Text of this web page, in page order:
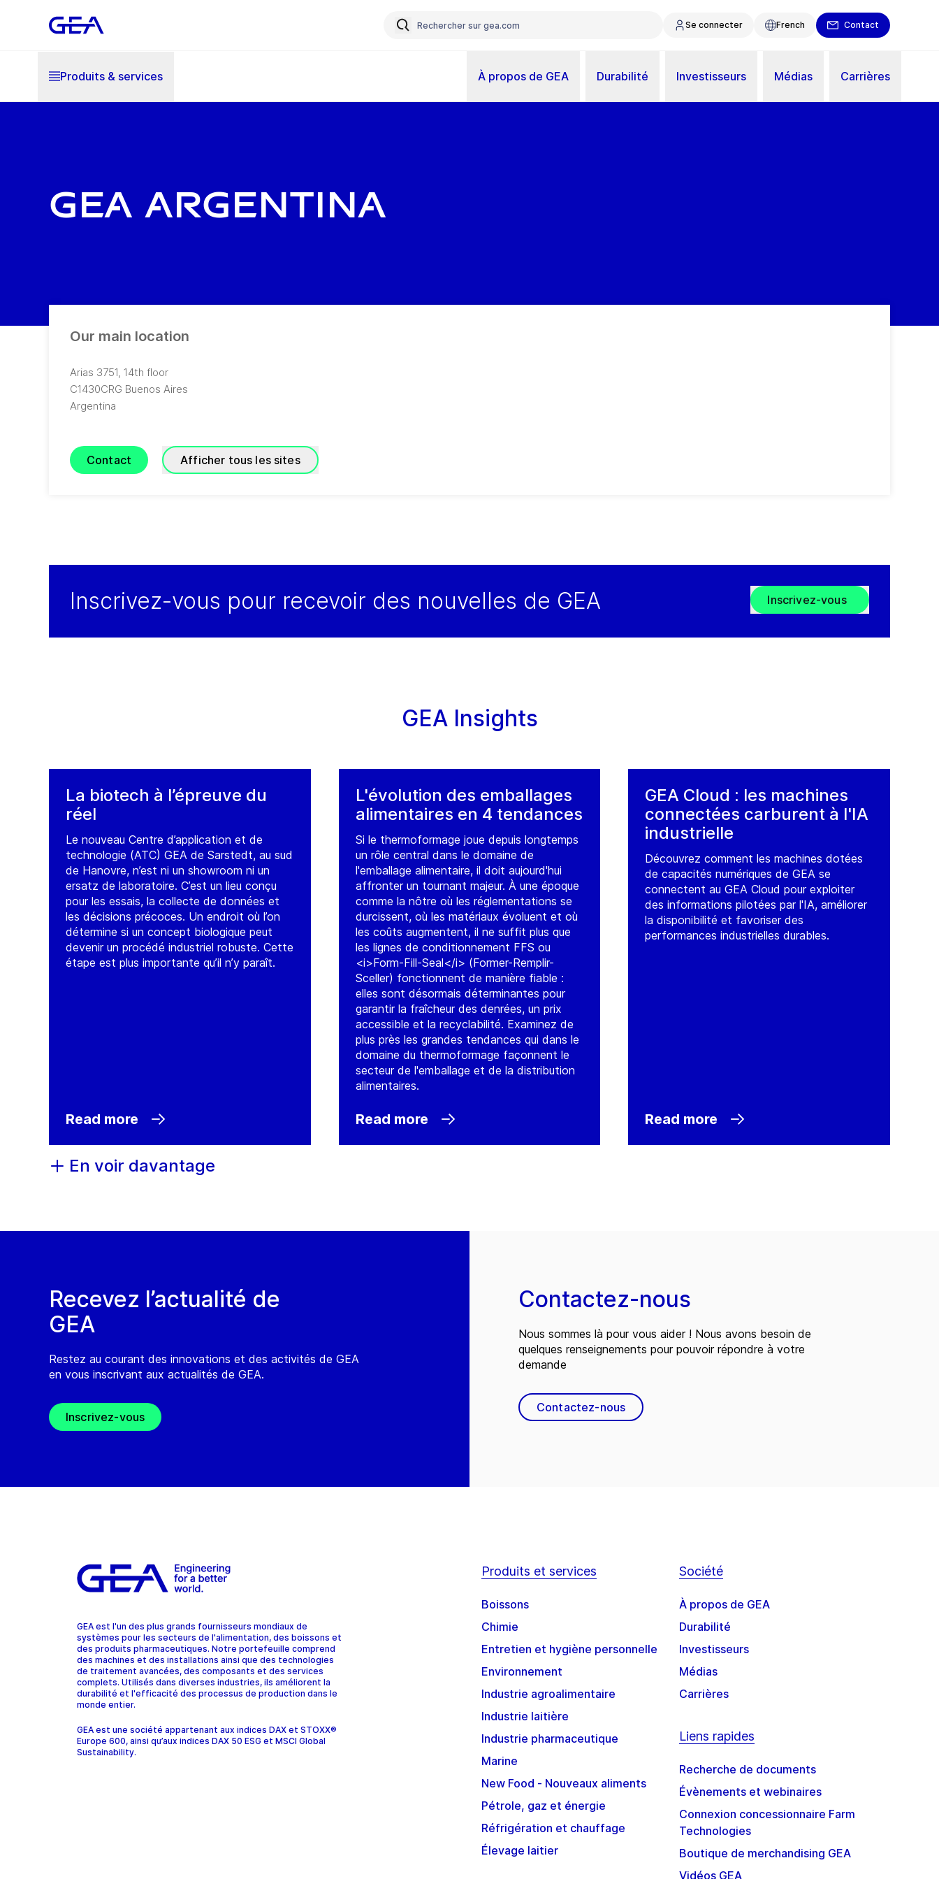
Se connecter French Contact
Produits & services À propos de GEA Durabilité Investisseurs Médias Carrières
GEA Argentina
Our main location
Arias 3751, 14th floor
C1430CRG Buenos Aires
Argentina
Contact Afficher tous les sites
Aires, Capitan Giachino
Aires, Jorge
Stephenson
+54 3327 449970
Inscrivez-vous pour recevoir des nouvelles de GEA Inscrivez-vous
GEA Insights
La biotech à l’épreuve du
réel
Le nouveau Centre d’application et de
technologie (ATC) GEA de Sarstedt, au sud
de Hanovre, n’est ni un showroom ni un
ersatz de laboratoire. C’est un lieu conçu
pour les essais, la collecte de données et
les décisions précoces. Un endroit où l’on
détermine si un concept biologique peut
devenir un procédé industriel robuste. Cette
étape est plus importante qu’il n’y paraît.
Read more
L'évolution des emballages
alimentaires en 4 tendances
Si le thermoformage joue depuis longtemps
un rôle central dans le domaine de
l'emballage alimentaire, il doit aujourd'hui
affronter un tournant majeur. À une époque
comme la nôtre où les réglementations se
durcissent, où les matériaux évoluent et où
les coûts augmentent, il ne suffit plus que
les lignes de conditionnement FFS ou
<i>Form-Fill-Seal</i> (Former-Remplir-
Sceller) fonctionnent de manière fiable :
elles sont désormais déterminantes pour
garantir la fraîcheur des denrées, un prix
accessible et la recyclabilité. Examinez de
plus près les grandes tendances qui dans le
domaine du thermoformage façonnent le
secteur de l'emballage et de la distribution
alimentaires.
Read more
GEA Cloud : les machines
connectées carburent à l'IA
industrielle
Découvrez comment les machines dotées
de capacités numériques de GEA se
connectent au GEA Cloud pour exploiter
des informations pilotées par l'IA, améliorer
la disponibilité et favoriser des
performances industrielles durables.
Read more
En voir davantage
Recevez l’actualité de
GEA
Restez au courant des innovations et des activités de GEA
en vous inscrivant aux actualités de GEA.
Inscrivez-vous
Contactez-nous
Nous sommes là pour vous aider ! Nous avons besoin de
quelques renseignements pour pouvoir répondre à votre
demande
Contactez-nous
GEA est l'un des plus grands fournisseurs mondiaux de
systèmes pour les secteurs de l'alimentation, des boissons et
des produits pharmaceutiques. Notre portefeuille comprend
des machines et des installations ainsi que des technologies
de traitement avancées, des composants et des services
complets. Utilisés dans diverses industries, ils améliorent la
durabilité et l'efficacité des processus de production dans le
monde entier.
GEA est une société appartenant aux indices DAX et STOXX®
Europe 600, ainsi qu’aux indices DAX 50 ESG et MSCI Global
Sustainability.
Produits et services
Boissons
Chimie
Entretien et hygiène personnelle
Environnement
Industrie agroalimentaire
Industrie laitière
Industrie pharmaceutique
Marine
New Food - Nouveaux aliments
Pétrole, gaz et énergie
Réfrigération et chauffage
Élevage laitier
Société
À propos de GEA
Durabilité
Investisseurs
Médias
Carrières
Liens rapides
Recherche de documents
Évènements et webinaires
Connexion concessionnaire Farm
Technologies
Boutique de merchandising GEA
Vidéos GEA